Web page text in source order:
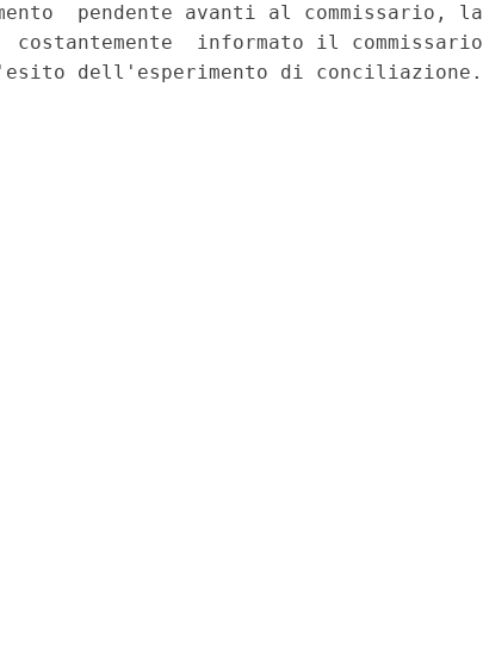
pendente avanti al commissario, la
informato il commissario